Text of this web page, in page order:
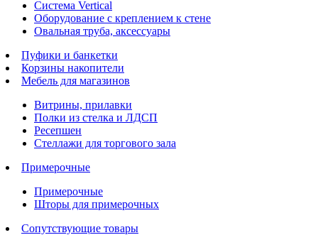
Система Vertical
Оборудование с креплением к стене
Овальная труба, аксессуары
Пуфики и банкетки
Корзины накопители
Мебель для магазинов
Витрины, прилавки
Полки из стелка и ЛДСП
Ресепшен
Стеллажи для торгового зала
Примерочные
Примерочные
Шторы для примерочных
Сопутствующие товары